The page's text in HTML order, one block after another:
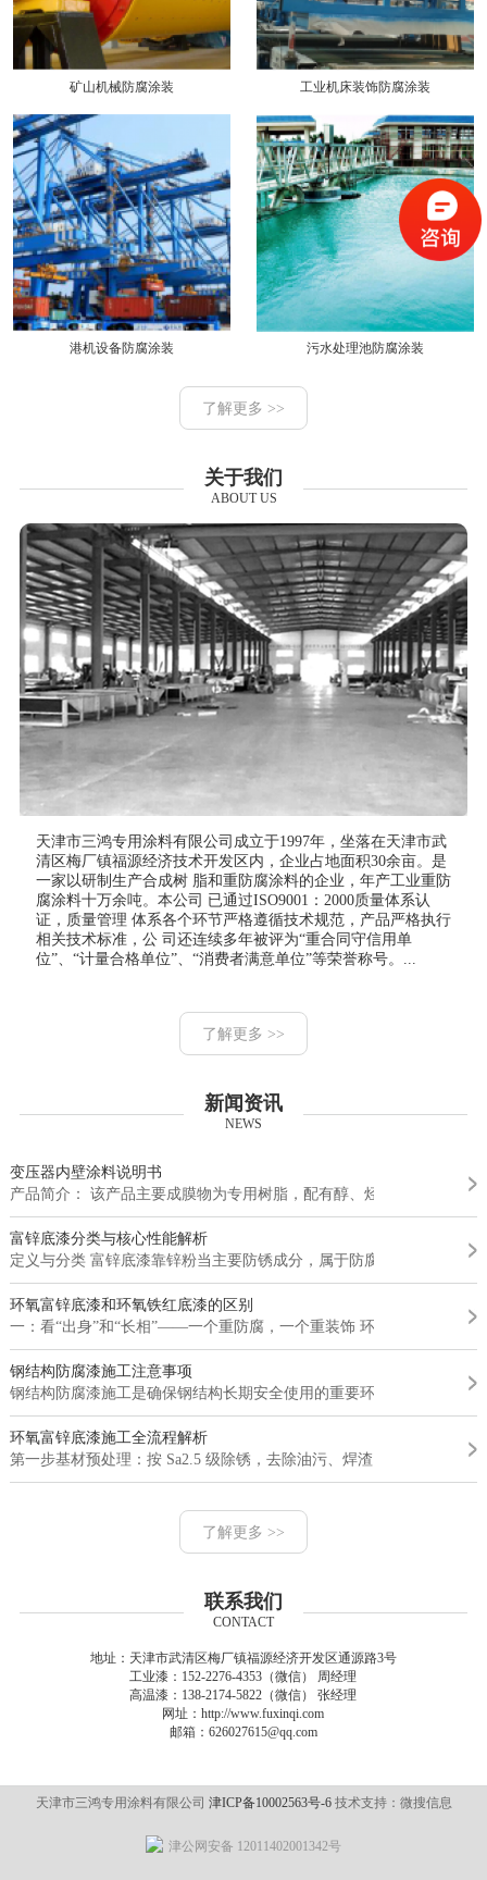
矿山机械防腐涂装 工业机床装饰防腐涂装
港机设备防腐涂装 污水处理池防腐涂装
了解更多 >>
关于我们
ABOUT US
天津市三鸿专用涂料有限公司成立于1997年，坐落在天津市武
清区梅厂镇福源经济技术开发区内，企业占地面积30余亩。是
一家以研制生产合成树 脂和重防腐涂料的企业，年产工业重防
腐涂料十万余吨。本公司 已通过ISO9001：2000质量体系认
证，质量管理 体系各个环节严格遵循技术规范，产品严格执行
相关技术标准，公 司还连续多年被评为“重合同守信用单
位”、“计量合格单位”、“消费者满意单位”等荣誉称号。...
了解更多 >>
新闻资讯
NEWS
变压器内壁涂料说明书
产品简介： 该产品主要成膜物为专用树脂，配有醇、烃类混合溶剂、...
富锌底漆分类与核心性能解析
定义与分类 富锌底漆靠锌粉当主要防锈成分，属于防腐涂料。保护金...
环氧富锌底漆和环氧铁红底漆的区别
一：看“出身”和“长相”——一个重防腐，一个重装饰 环氧富锌底...
钢结构防腐漆施工注意事项
钢结构防腐漆施工是确保钢结构长期安全使用的重要环节。钢结构的...
环氧富锌底漆施工全流程解析
第一步基材预处理：按 Sa2.5 级除锈，去除油污、焊渣，确保基材...
了解更多 >>
联系我们
CONTACT
地址：天津市武清区梅厂镇福源经济开发区通源路3号
工业漆：152-2276-4353（微信） 周经理
高温漆：138-2174-5822（微信） 张经理
网址：http://www.fuxinqi.com
邮箱：626027615@qq.com
天津市三鸿专用涂料有限公司 津ICP备10002563号-6技术支持：微搜信息
津公网安备 12011402001342号